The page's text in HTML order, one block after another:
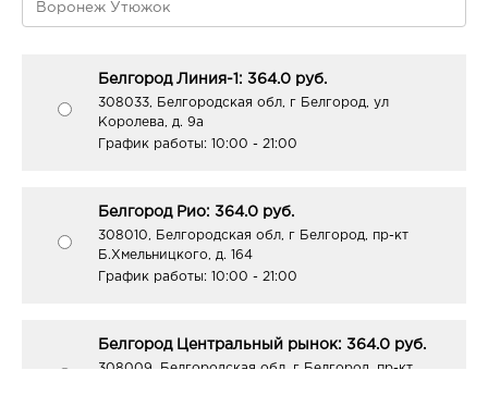
Белгород Линия-1: 364.0 руб.
308033, Белгородская обл, г Белгород, ул
Королева, д. 9а
График работы: 10:00 - 21:00
Белгород Рио: 364.0 руб.
308010, Белгородская обл, г Белгород, пр-кт
Б.Хмельницкого, д. 164
График работы: 10:00 - 21:00
Белгород Центральный рынок: 364.0 руб.
308009, Белгородская обл, г Белгород, пр-кт